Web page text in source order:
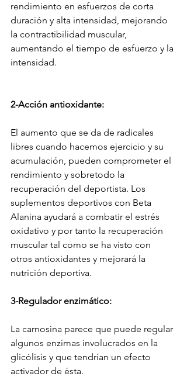
rendimiento en esfuerzos de corta
duración y alta intensidad, mejorando
la contractibilidad muscular,
aumentando el tiempo de esfuerzo y la
intensidad.
2-Acción antioxidante:
El aumento que se da de radicales
libres cuando hacemos ejercicio y su
acumulación, pueden comprometer el
rendimiento y sobretodo la
recuperación del deportista. Los
suplementos deportivos con Beta
Alanina ayudará a combatir el estrés
oxidativo y por tanto la recuperación
muscular tal como se ha visto con
otros antioxidantes y mejorará la
nutrición deportiva.
3-Regulador enzimático:
La carnosina parece que puede regular
algunos enzimas involucrados en la
glicólisis y que tendrían un efecto
activador de ésta.